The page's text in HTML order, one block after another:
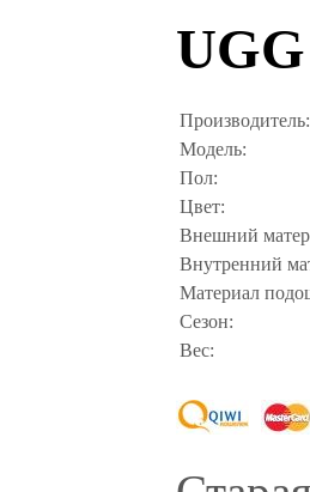
Производитель:
Модель:
Пол:
Цвет:
Внешний
Внутренний
Материал
Сезон:
Вес: